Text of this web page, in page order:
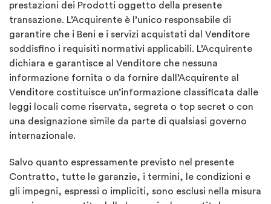
prestazioni dei Prodotti oggetto della presente
transazione. L’Acquirente è l’unico responsabile di
garantire che i Beni e i servizi acquistati dal Venditore
soddisfino i requisiti normativi applicabili. L’Acquirente
dichiara e garantisce al Venditore che nessuna
informazione fornita o da fornire dall’Acquirente al
Venditore costituisce un’informazione classificata dalle
leggi locali come riservata, segreta o top secret o con
una designazione simile da parte di qualsiasi governo
internazionale.
Salvo quanto espressamente previsto nel presente
Contratto, tutte le garanzie, i termini, le condizioni e
gli impegni, espressi o impliciti, sono esclusi nella misura